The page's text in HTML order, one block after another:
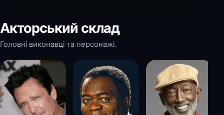
Акторський склад
Головні виконавці та персонажі.